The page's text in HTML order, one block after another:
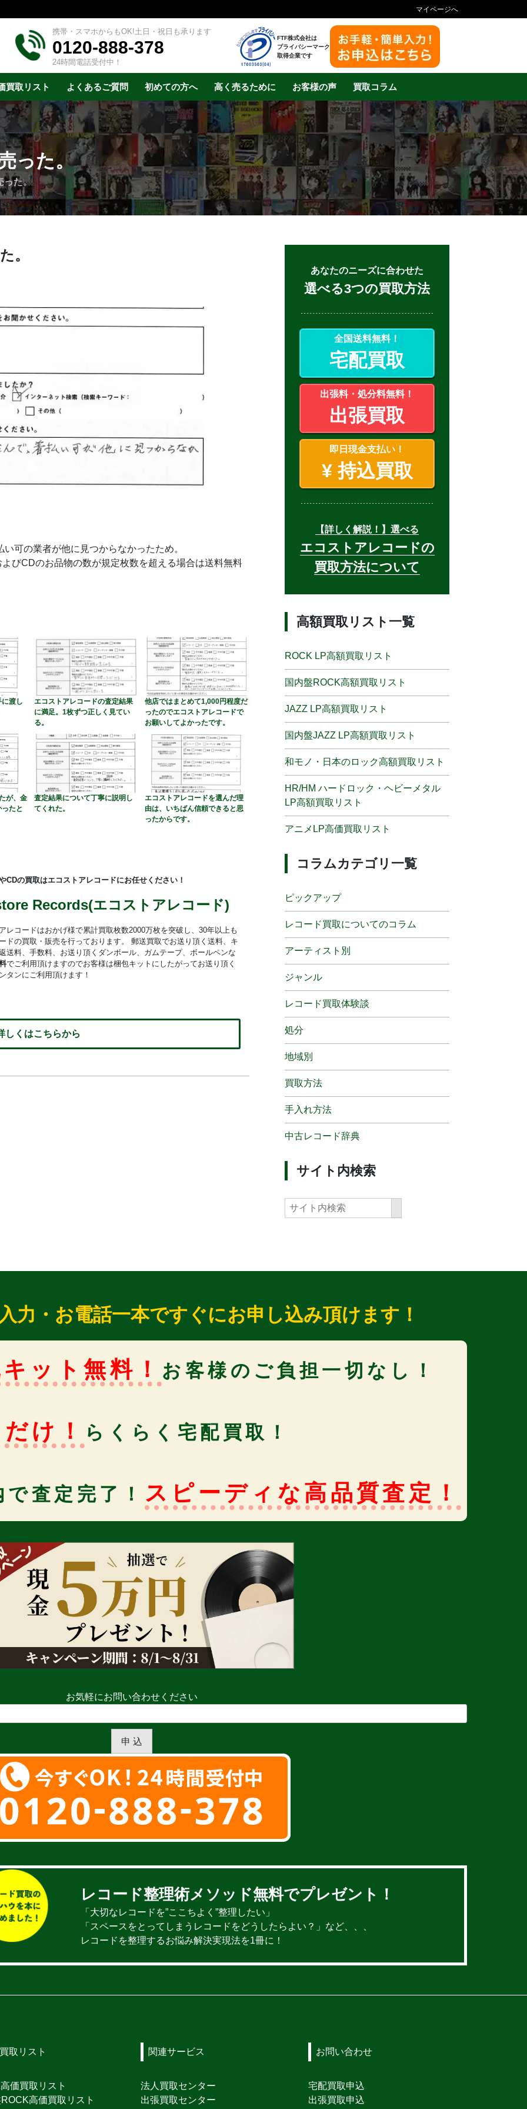
マイページへ
FTF株式会社は
プライバシーマーク
取得企業です
携帯・スマホからもOK!土日・祝日も承ります
0120-888-378
24時間電話受付中！
買取リスト よくあるご質問 初めての方へ 高く売るために お客様の声 買取コラム
った。
った。
。
可の業者が他に見つからなかったため。
びCDのお品物の数が規定枚数を超える場合は送料無料
渡し
エコストアレコードの査定結果
に満足。1枚ずつ正しく見てい
る。
他店ではまとめて1,000円程度だ
ったのでエコストアレコードで
お願いしてよかったです。
が、金
たと
査定結果について丁寧に説明し
てくれた。
エコストアレコードを選んだ理
由は、いちばん信頼できると思
ったからです。
CDの買取はエコストアレコードにお任せください！
Records(エコストアレコード)
レコードはおかげ様で累計買取枚数2000万枚を突破し、30年以上も
ドの買取・販売を行っております。 郵送買取でお送り頂く送料、キ
送料、手数料、お送り頂くダンボール、ガムテープ、ボールペンな
でご利用頂けますのでお客様は梱包キットにしたがってお送り頂く
タンにご利用頂けます！
しくはこちらから
あなたのニーズに合わせた
選べる3つの買取方法
全国送料無料！
宅配買取
出張料・処分料無料！
出張買取
即日現金支払い！
¥持込買取
【詳しく解説！】選べる
エコストアレコードの
買取方法について
高額買取リスト一覧
ROCK LP高額買取リスト
国内盤ROCK高額買取リスト
JAZZ LP高額買取リスト
国内盤JAZZ LP高額買取リスト
和モノ・日本のロック高額買取リスト
HR/HM ハードロック・ヘビーメタル
LP高額買取リスト
アニメLP高価買取リスト
コラムカテゴリ一覧
ピックアップ
レコード買取についてのコラム
アーティスト別
ジャンル
レコード買取体験談
処分
地域別
買取方法
手入れ方法
中古レコード辞典
サイト内検索
力・お電話一本ですぐにお申し込み頂けます！
ット無料！ お客様のご負担一切なし！
け！ らくらく宅配買取！
査定完了！ スピーディな高品質査定！
お気軽にお問い合わせください
申 込
レコード整理術メソッド無料でプレゼント！
「大切なレコードを”ここちよく”整理したい」
「スペースをとってしまうレコードをどうしたらよい？」など、、、
レコードを整理するお悩み解決実現法を1冊に！
取リスト
価買取リスト
高価買取リスト
関連サービス
法人買取センター
出張買取センター
お問い合わせ
宅配買取申込
出張買取申込